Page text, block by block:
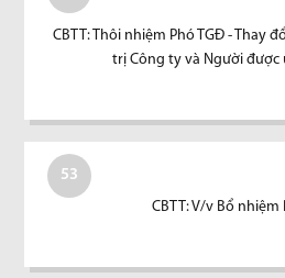
CBTT: Thôi nhiệm Phó TGĐ - Thay
trị Công ty và Người được
53
CBTT: V/v Bổ nhiệm